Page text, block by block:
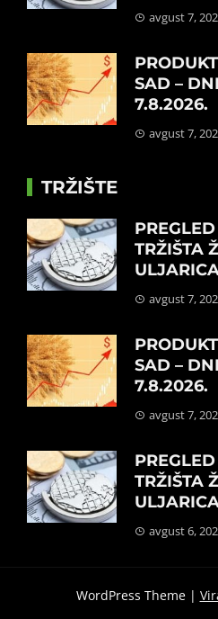
avgust 7,
SAD –
7.8.2026.
avgust 7,
TRŽIŠTE
TRŽIŠTA
avgust 7,
SAD –
7.8.2026.
avgust 7,
TRŽIŠTA
avgust 6,
WordPress Theme |